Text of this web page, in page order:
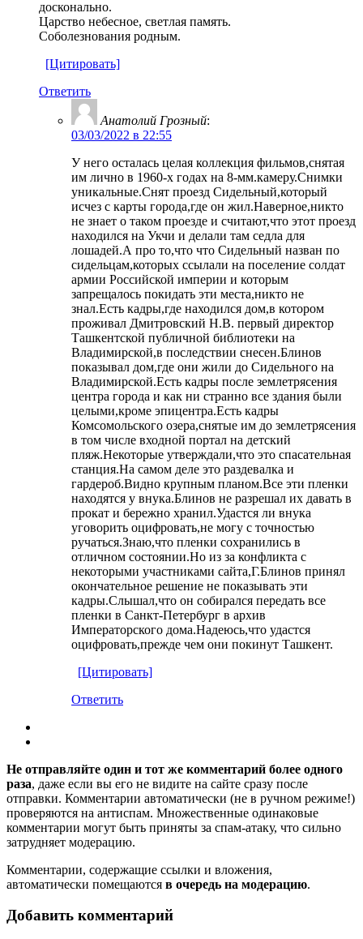
досконально.
Царство небесное, светлая память.
Соболезнования родным.
[Цитировать]
Ответить
Анатолий Грозный:
03/03/2022 в 22:55
У него осталась целая коллекция фильмов,снятая
им лично в 1960-х годах на 8-мм.камеру.Снимки
уникальные.Снят проезд Сидельный,который
исчез с карты города,где он жил.Наверное,никто
не знает о таком проезде и считают,что этот проезд
находился на Укчи и делали там седла для
лошадей.А про то,что что Сидельный назван по
сидельцам,которых ссылали на поселение солдат
армии Российской империи и которым
запрещалось покидать эти места,никто не
знал.Есть кадры,где находился дом,в котором
проживал Дмитровский Н.В. первый директор
Ташкентской публичной библиотеки на
Владимирской,в последствии снесен.Блинов
показывал дом,где они жили до Сидельного на
Владимирской.Есть кадры после землетрясения
центра города и как ни странно все здания были
целыми,кроме эпицентра.Есть кадры
Комсомольского озера,снятые им до землетрясения
в том числе входной портал на детский
пляж.Некоторые утверждали,что это спасательная
станция.На самом деле это раздевалка и
гардероб.Видно крупным планом.Все эти пленки
находятся у внука.Блинов не разрешал их давать в
прокат и бережно хранил.Удастся ли внука
уговорить оцифровать,не могу с точностью
ручаться.Знаю,что пленки сохранились в
отличном состоянии.Но из за конфликта с
некоторыми участниками сайта,Г.Блинов принял
окончательное решение не показывать эти
кадры.Слышал,что он собирался передать все
пленки в Санкт-Петербург в архив
Императорского дома.Надеюсь,что удастся
оцифровать,прежде чем они покинут Ташкент.
[Цитировать]
Ответить
Не отправляйте один и тот же комментарий более одного
раза, даже если вы его не видите на сайте сразу после
отправки. Комментарии автоматически (не в ручном режиме!)
проверяются на антиспам. Множественные одинаковые
комментарии могут быть приняты за спам-атаку, что сильно
затрудняет модерацию.
Комментарии, содержащие ссылки и вложения,
автоматически помещаются в очередь на модерацию.
Добавить комментарий